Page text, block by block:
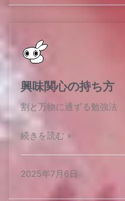
興味関心の持ち方
割と万物に通ずる勉強法​
続きを読む »
2025年7月6日